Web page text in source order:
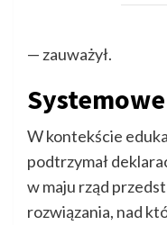
— zauważył.
W kontekście
podtrzymał
w maju rząd
rozwiązania, nad